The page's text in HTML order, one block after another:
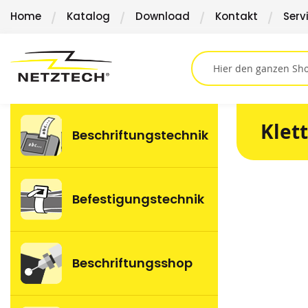
Direkt
Home Katalog Download Kontakt
Beschriftungstechnik
Befestigungstechnik
Beschriftungsshop